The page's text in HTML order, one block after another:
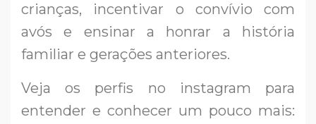
crianças, incentivar o convívio com
avós e ensinar a honrar a história
familiar e gerações anteriores.
Veja os perfis no instagram para
entender e conhecer um pouco mais: